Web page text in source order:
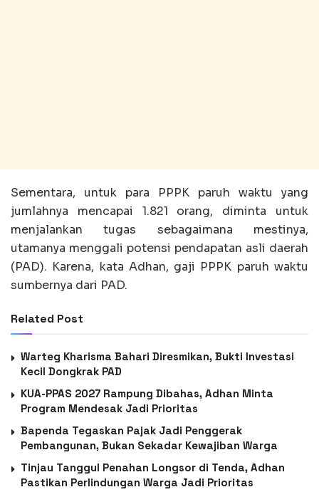
Sementara, untuk para PPPK paruh waktu yang
jumlahnya mencapai 1.821 orang, diminta untuk
menjalankan tugas sebagaimana mestinya,
utamanya menggali potensi pendapatan asli daerah
(PAD). Karena, kata Adhan, gaji PPPK paruh waktu
sumbernya dari PAD.
Related Post
Warteg Kharisma Bahari Diresmikan, Bukti Investasi
Kecil Dongkrak PAD
KUA-PPAS 2027 Rampung Dibahas, Adhan Minta
Program Mendesak Jadi Prioritas
Bapenda Tegaskan Pajak Jadi Penggerak
Pembangunan, Bukan Sekadar Kewajiban Warga
Tinjau Tanggul Penahan Longsor di Tenda, Adhan
Pastikan Perlindungan Warga Jadi Prioritas